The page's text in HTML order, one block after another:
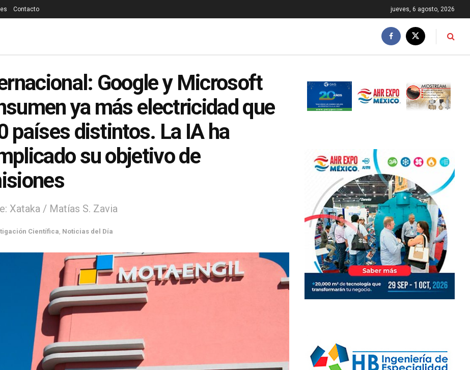
Contacto jueves, 6 agosto, 2026
Google y Microsoft
ya más electricidad que
países distintos. La IA ha
su objetivo de
Xataka / Matías S. Zavia
Científica Noticias del Día